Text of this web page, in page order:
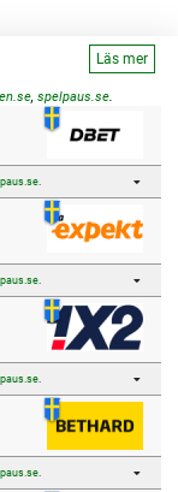
Läs mer
, spelpaus.se
.
.
.
.